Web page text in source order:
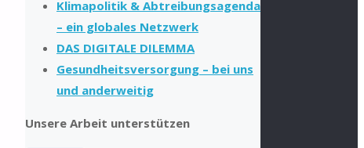
Klimapolitik & Abtreibungsagenda
– ein globales Netzwerk
DAS DIGITALE DILEMMA
Gesundheitsversorgung – bei uns
und anderweitig
Unsere Arbeit unterstützen